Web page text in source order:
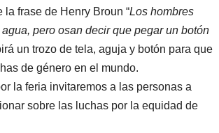
la frase de Henry Broun “Los hombres
pero osan decir que pegar un botón
un trozo de tela, aguja y botón para que
de género en el mundo.
la feria invitaremos a las personas a
sobre las luchas por la equidad de